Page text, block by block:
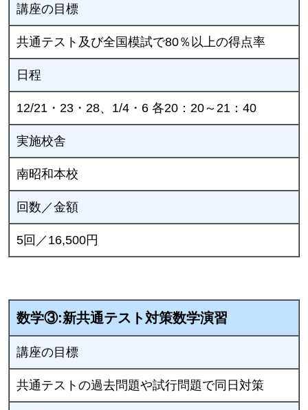
講座の目標
共通テスト及び全国模試で80％以上の得点率
日程
12/21・23・28、1/4・6 各20：20～21：40
実施校舎
南昭和本校
回数／金額
5回／16,500円
数学③:新共通テスト対策数学演習
講座の目標
共通テストの過去問題や試行問題で同日対策